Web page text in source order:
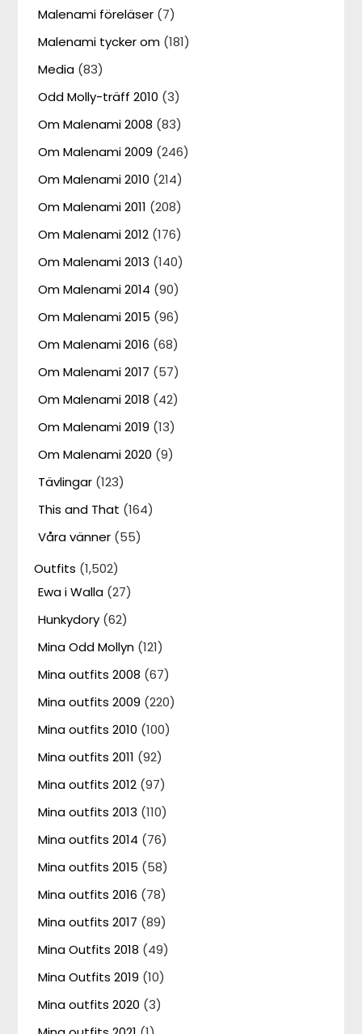
Malenami föreläser (7)
Malenami tycker om (181)
Media (83)
Odd Molly-träff 2010 (3)
Om Malenami 2008 (83)
Om Malenami 2009 (246)
Om Malenami 2010 (214)
Om Malenami 2011 (208)
Om Malenami 2012 (176)
Om Malenami 2013 (140)
Om Malenami 2014 (90)
Om Malenami 2015 (96)
Om Malenami 2016 (68)
Om Malenami 2017 (57)
Om Malenami 2018 (42)
Om Malenami 2019 (13)
Om Malenami 2020 (9)
Tävlingar (123)
This and That (164)
Våra vänner (55)
Outfits (1,502)
Ewa i Walla (27)
Hunkydory (62)
Mina Odd Mollyn (121)
Mina outfits 2008 (67)
Mina outfits 2009 (220)
Mina outfits 2010 (100)
Mina outfits 2011 (92)
Mina outfits 2012 (97)
Mina outfits 2013 (110)
Mina outfits 2014 (76)
Mina outfits 2015 (58)
Mina outfits 2016 (78)
Mina outfits 2017 (89)
Mina Outfits 2018 (49)
Mina Outfits 2019 (10)
Mina outfits 2020 (3)